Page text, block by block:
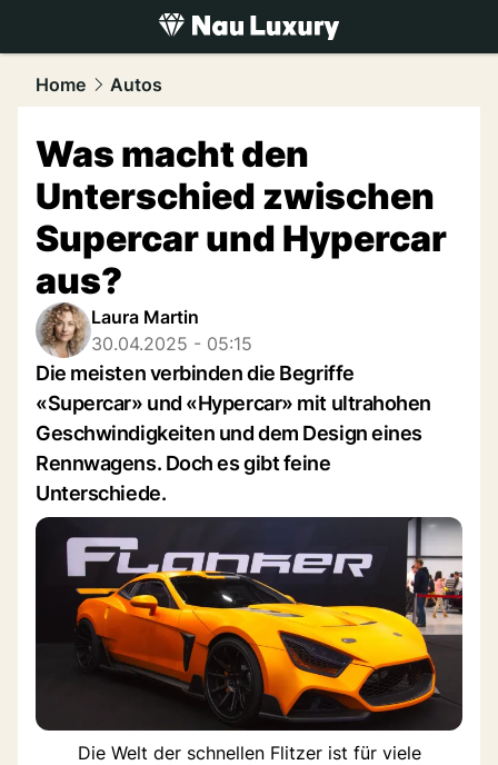
luxury.NAU.ch
Home Autos
Was macht den
Unterschied zwischen
Supercar und Hypercar
aus?
Laura Martin
30.04.2025 - 05:15
Die meisten verbinden die Begriffe
«Supercar» und «Hypercar» mit ultrahohen
Geschwindigkeiten und dem Design eines
Rennwagens. Doch es gibt feine
Unterschiede.
Die Welt der schnellen Flitzer ist für viele